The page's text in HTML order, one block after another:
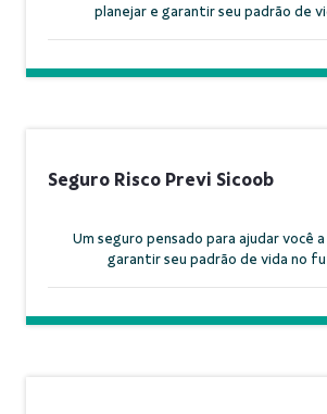
planejar e garantir seu padrão de
Seguro Risco Previ Sicoob
Um seguro pensado para ajudar você
garantir seu padrão de vida no